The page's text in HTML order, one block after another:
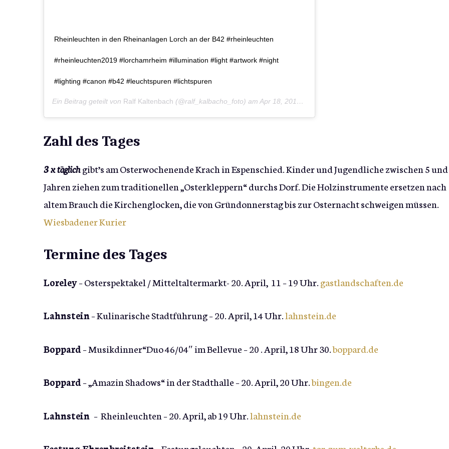
Rheinleuchten in den Rheinanlagen Lorch an der B42 #rheinleuchten
#rheinleuchten2019 #lorchamrheim #illumination #light #artwork #night
#lighting #canon #b42 #leuchtspuren #lichtspuren
Ein Beitrag geteilt von Ralf Kaltenbach (@ralf_kalbacho_foto) am Apr 18, 2019 um 2:55 PDT
Zahl des Tages
3 x täglichgibt’s am Osterwochenende Krach in Espenschied. Kinder und Jugendliche zwischen 5
Jahren ziehen zum traditionellen „Osterkleppern“ durchs Dorf. Die Holzinstrumente ersetzen nach
altem Brauch die Kirchenglocken, die von Gründonnerstag bis zur Osternacht schweigen müssen.
Wiesbadener Kurier
Termine des Tages
Loreley– Osterspektakel / Mitteltaltermarkt- 20. April, 11 – 19 Uhr.gastlandschaften.de
Lahnstein– Kulinarische Stadtführung – 20. April, 14 Uhr.lahnstein.de
Boppard– Musikdinner“Duo 46/04″ im Bellevue – 20 . April, 18 Uhr 30.boppard.de
Boppard– „Amazin Shadows“ in der Stadthalle – 20. April, 20 Uhr.bingen.de
Lahnstein – Rheinleuchten – 20. April, ab 19 Uhr.lahnstein.de